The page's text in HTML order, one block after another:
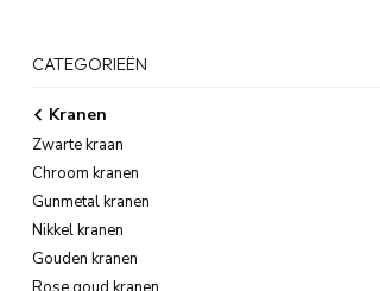
CATEGORIEËN
Kranen
Zwarte kraan
Chroom kranen
Gunmetal kranen
Nikkel kranen
Gouden kranen